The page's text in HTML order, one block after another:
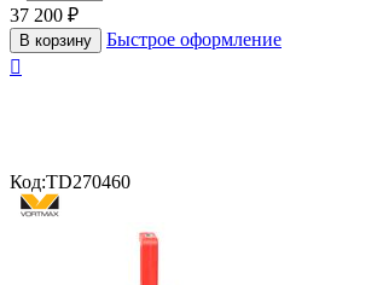
37 200 ₽
В корзину
Быстрое оформление

Код:TD270460